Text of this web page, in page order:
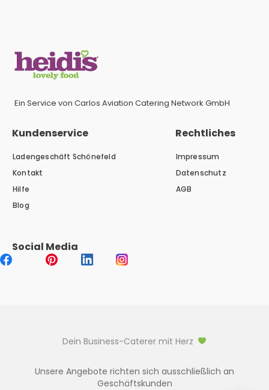
Ein Service von Carlos Aviation Catering Network GmbH
Kundenservice
Ladengeschäft Schönefeld
Kontakt
Hilfe
Blog
Rechtliches
Impressum
Datenschutz
AGB
Social Media
Dein Business-Caterer mit Herz
Unsere Angebote richten sich ausschließlich an
Geschäftskunden